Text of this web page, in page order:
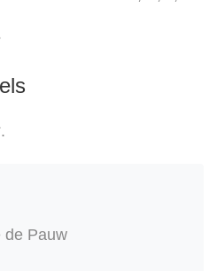
de Pauw